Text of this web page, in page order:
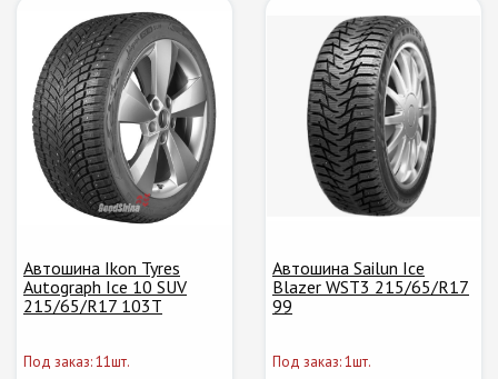
Автошина Ikon Tyres
Autograph Ice 10 SUV
215/65/R17 103T
Под заказ: 11шт.
Автошина Sailun Ice
Blazer WST3 215/65/R17
99
Под заказ: 1шт.